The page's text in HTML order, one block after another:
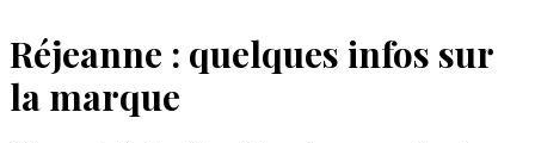
Réjeanne : quelques infos sur
la marque